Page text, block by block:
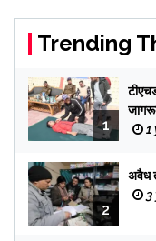
Trending
1
1
2
अवैध